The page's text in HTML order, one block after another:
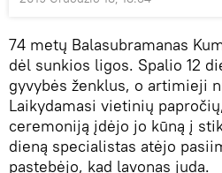
74 metų Balasubramanas
dėl sunkios ligos. Spalio 12
gyvybės ženklus, o artimieji
Laikydamasi vietinių
ceremoniją įdėjo jo kūną į
dieną specialistas atėjo
pastebėjo, kad lavonas juda.